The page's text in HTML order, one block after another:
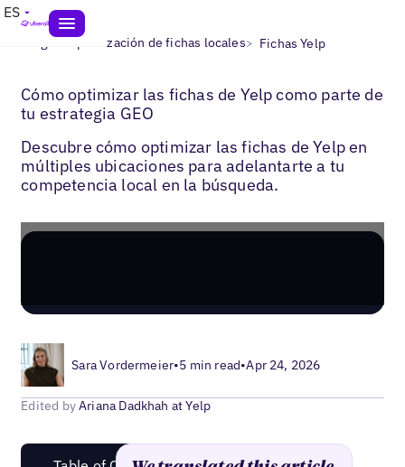
ES
Blogs> Optimización de fichas locales> Fichas Yelp
Cómo optimizar las fichas de Yelp como parte de
tu estrategia GEO
Descubre cómo optimizar las fichas de Yelp en
múltiples ubicaciones para adelantarte a tu
competencia local en la búsqueda.
Sara Vordermeier•5 min read•Apr 24, 2026
Edited byAriana Dadkhah at Yelp